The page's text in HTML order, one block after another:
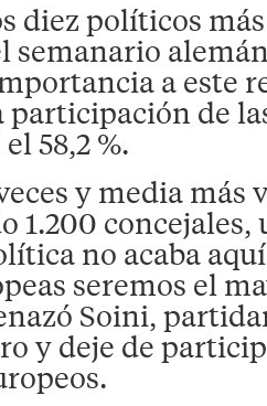
diez políticos
semanario
a este
participación de
58,2 %.
y media más
1.200
no acaba
seremos el
Soini,
y deje de